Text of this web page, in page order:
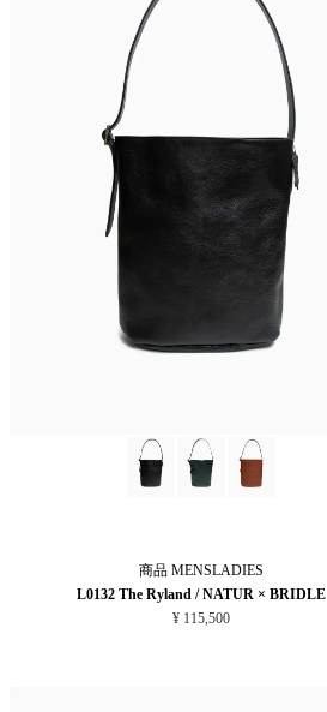
商品 MENSLADIES
L0132 The Ryland / NATUR × BRIDLE
¥ 115,500